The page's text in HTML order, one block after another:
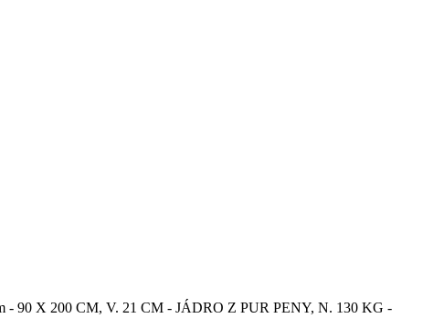
90 X 200 CM, V. 21 CM - JÁDRO Z PUR PENY, N. 130 KG -